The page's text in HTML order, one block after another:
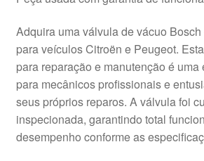
Adquira uma válvula de vácuo
para veículos Citroën e Peugeot.
para reparação e manutenção é
para mecânicos profissionais e
seus próprios reparos. A válvula foi
inspecionada, garantindo total
desempenho conforme as